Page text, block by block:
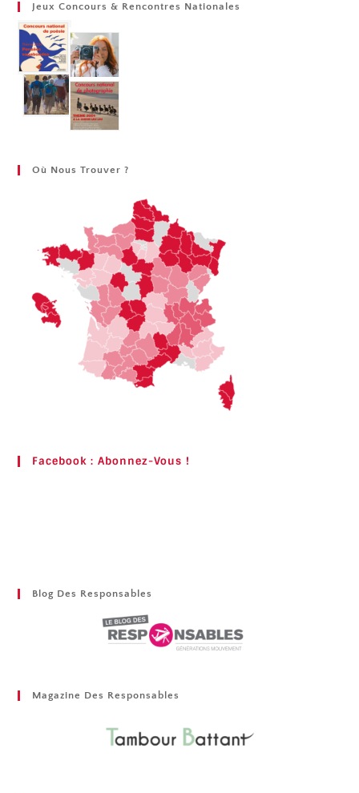
Jeux Concours & Rencontres Nationales
Où Nous Trouver ?
Facebook : Abonnez-Vous !
Blog Des Responsables
Magazine Des Responsables